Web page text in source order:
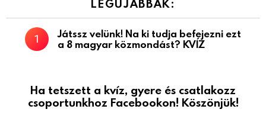
LEGÚJABBAK:
Játssz velünk! Na ki tudja befejezni ezt
a 8 magyar közmondást? KVÍZ
Ha tetszett a kvíz, gyere és csatlakozz
csoportunkhoz Facebookon! Köszönjük!